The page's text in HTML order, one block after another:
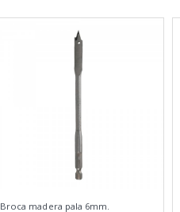
Broca madera pala 6mm.